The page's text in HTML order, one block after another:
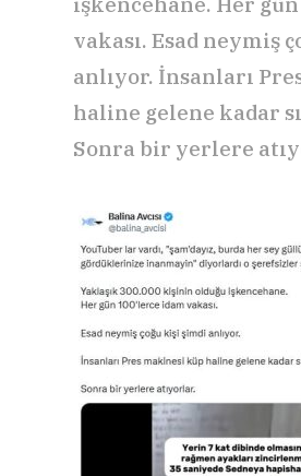
vakası. Esad neymiş
anlıyor. İnsanları
haline gelene kadar
Sonra bir yerlere